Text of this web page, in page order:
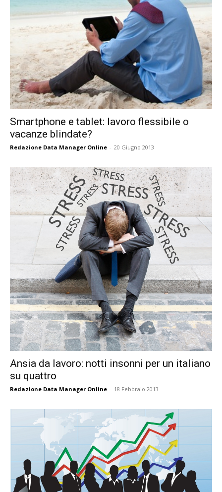
Smartphone e tablet: lavoro flessibile o
vacanze blindate?
Redazione Data Manager Online - 20 Giugno 2013
Ansia da lavoro: notti insonni per un italiano
su quattro
Redazione Data Manager Online - 18 Febbraio 2013